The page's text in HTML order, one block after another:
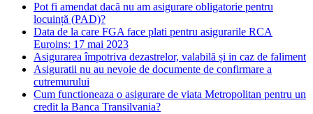
Pot fi amendat dacă nu am asigurare obligatorie pentru
locuință (PAD)?
Data de la care FGA face plati pentru asigurarile RCA
Euroins: 17 mai 2023
Asigurarea împotriva dezastrelor, valabilă și in caz de faliment
Asiguratii nu au nevoie de documente de confirmare a
cutremurului
Cum functioneaza o asigurare de viata Metropolitan pentru un
credit la Banca Transilvania?